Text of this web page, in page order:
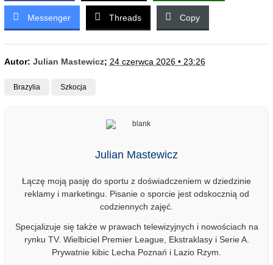
Messenger Threads Copy
Autor: Julian Mastewicz; 24 czerwca 2026 • 23:26
Brazylia Szkocja
Julian Mastewicz
Łączę moją pasję do sportu z doświadczeniem w dziedzinie
reklamy i marketingu. Pisanie o sporcie jest odskocznią od
codziennych zajęć.
Specjalizuje się także w prawach telewizyjnych i nowościach na
rynku TV. Wielbiciel Premier League, Ekstraklasy i Serie A.
Prywatnie kibic Lecha Poznań i Lazio Rzym.